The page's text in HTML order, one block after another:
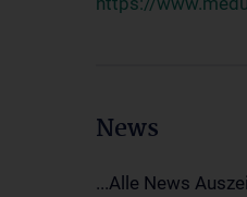
News
...Alle News